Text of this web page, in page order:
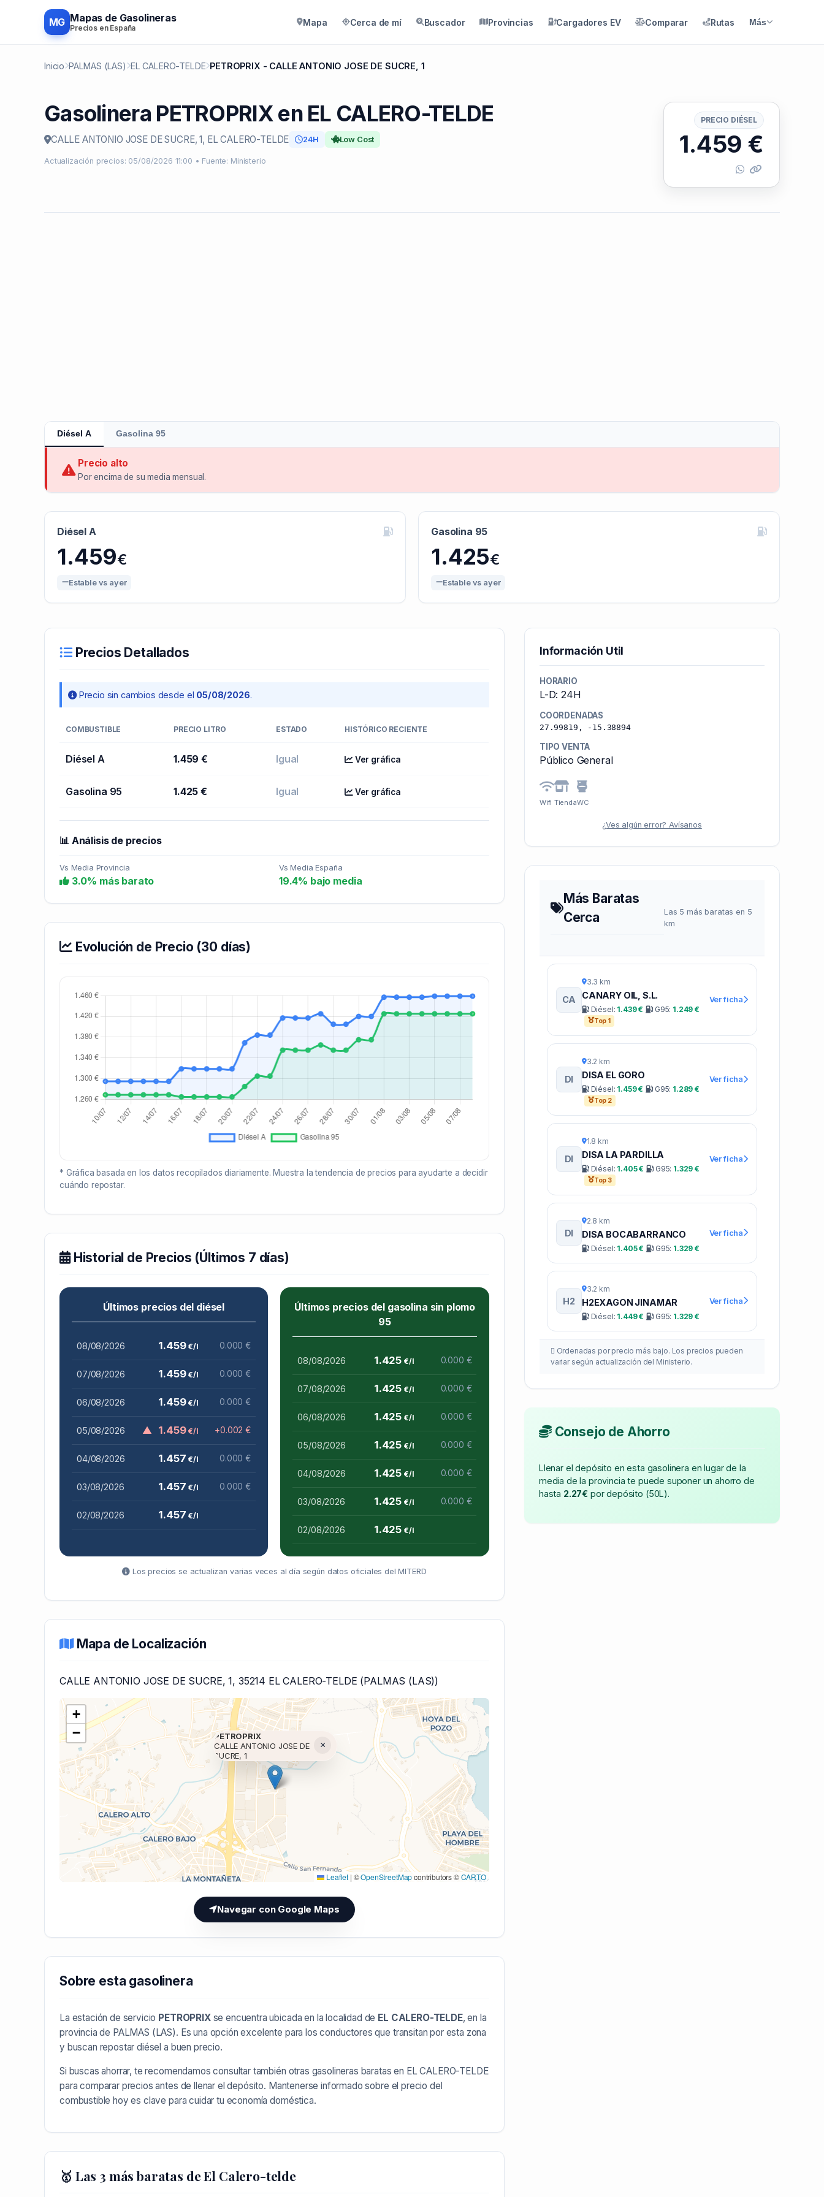
MG Mapas de Gasolineras
Precios en España
Mapa Cerca de mí Buscador Provincias Cargadores EV Comparar Rutas Más
Inicio PALMAS (LAS) EL CALERO-TELDE PETROPRIX - CALLE ANTONIO JOSE DE SUCRE, 1
Gasolinera PETROPRIX en EL CALERO-TELDE
CALLE ANTONIO JOSE DE SUCRE, 1, EL CALERO-TELDE 24H Low Cost
Actualización precios: 05/08/2026 11:00 • Fuente: Ministerio
PRECIO DIÉSEL
1.459 €
Diésel A Gasolina 95
Precio alto
Por encima de su media mensual.
Diésel A
1.459€
Estable vs ayer
Gasolina 95
1.425€
Estable vs ayer
Precios Detallados
Precio sin cambios desde el 05/08/2026.
COMBUSTIBLE PRECIO LITRO ESTADO HISTÓRICO RECIENTE
Diésel A 1.459 € Igual Ver gráfica
Gasolina 95 1.425 € Igual Ver gráfica
📊 Análisis de precios
Vs Media Provincia
3.0% más barato
Vs Media España
19.4% bajo media
Evolución de Precio (30 días)
* Gráfica basada en los datos recopilados diariamente. Muestra la tendencia de precios para ayudarte a decidir
cuándo repostar.
Historial de Precios (Últimos 7 días)
Últimos precios del diésel
08/08/2026 1.459€/l 0.000 €
07/08/2026 1.459€/l 0.000 €
06/08/2026 1.459€/l 0.000 €
05/08/2026 ▲ 1.459€/l +0.002 €
04/08/2026 1.457€/l 0.000 €
03/08/2026 1.457€/l 0.000 €
02/08/2026 1.457€/l
Últimos precios del gasolina sin plomo
95
08/08/2026 1.425 €/l 0.000 €
07/08/2026 1.425 €/l 0.000 €
06/08/2026 1.425 €/l 0.000 €
05/08/2026 1.425 €/l 0.000 €
04/08/2026 1.425 €/l 0.000 €
03/08/2026 1.425 €/l 0.000 €
02/08/2026 1.425 €/l
Los precios se actualizan varias veces al día según datos oficiales del MITERD
Mapa de Localización
CALLE ANTONIO JOSE DE SUCRE, 1, 35214 EL CALERO-TELDE (PALMAS (LAS))
Cargando mapa (V7 Inline)...
PETROPRIX
CALLE ANTONIO JOSE DE
SUCRE, 1
×
+
−
Leaflet | ©OpenStreetMapcontributors ©CARTO
Navegar con Google Maps
Sobre esta gasolinera
La estación de servicio PETROPRIXse encuentra ubicada en la localidad de EL CALERO-TELDE, en la
provincia de PALMAS (LAS). Es una opción excelente para los conductores que transitan por esta zona
y buscan repostar diésel a buen precio.
Si buscas ahorrar, te recomendamos consultar también otras gasolineras baratas en EL CALERO-TELDE
para comparar precios antes de llenar el depósito. Mantenerse informado sobre el precio del
combustible hoy es clave para cuidar tu economía doméstica.
🥇 Las 3 más baratas de El Calero-telde
Información Util
HORARIO
L-D: 24H
COORDENADAS
27.99819, -15.38894
TIPO VENTA
Público General
Wifi TiendaWC
¿Ves algún error? Avísanos
Más Baratas
Cerca
Las 5 más baratas en 5
km
CA
3.3 km
CANARY OIL, S.L.
Diésel: 1.439 € G95: 1.249 €
Top 1
Ver ficha
DI
3.2 km
DISA EL GORO
Diésel: 1.459 € G95: 1.289 €
Top 2
Ver ficha
DI
1.8 km
DISA LA PARDILLA
Diésel: 1.405 € G95: 1.329 €
Top 3
Ver ficha
DI
2.8 km
DISA BOCABARRANCO
Diésel: 1.405 € G95: 1.329 €
Ver ficha
H2
3.2 km
H2EXAGON JINAMAR
Diésel: 1.449 € G95: 1.329 €
Ver ficha
Ordenadas por precio más bajo. Los precios pueden
variar según actualización del Ministerio.
Consejo de Ahorro
Llenar el depósito en esta gasolinera en lugar de la
media de la provincia te puede suponer un ahorro de
hasta 2.27€ por depósito (50L).